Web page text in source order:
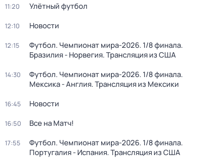
11:20 Улётный футбол
12:10 Новости
12:15
Футбол. Чемпионат мира-2026. 1/8 финала.
Бразилия - Норвегия. Трансляция из США
14:30
Футбол. Чемпионат мира-2026. 1/8 финала.
Мексика - Англия. Трансляция из Мексики
16:45 Новости
16:50 Все на Матч!
17:55
Футбол. Чемпионат мира-2026. 1/8 финала.
Португалия - Испания. Трансляция из США